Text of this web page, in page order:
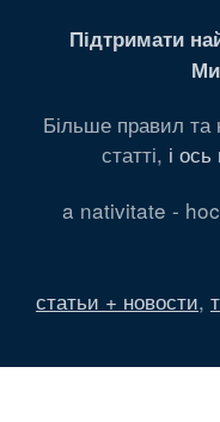
Підтримати
Більше правил та
статті, і
a nativitate -
статьи + новости,